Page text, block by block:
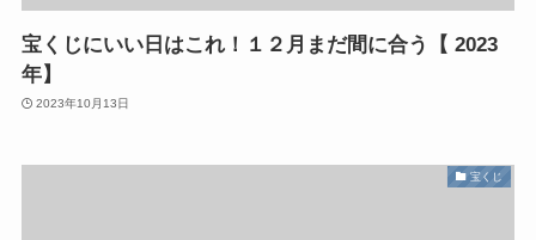
宝くじにいい日はこれ！１２月まだ間に合う【 2023
年】
2023年10月13日
宝くじ